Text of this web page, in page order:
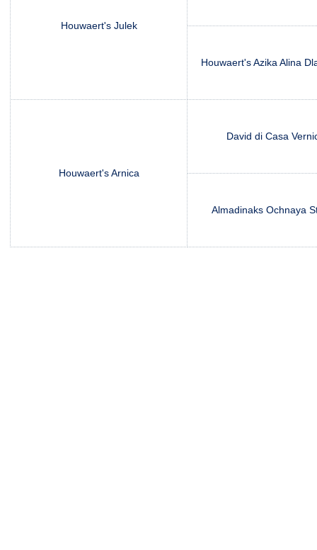
Houwaert's Julek
Houwaert's Azika Alina
Houwaert's Arnica
David di Casa
Almadinaks Ochnaya